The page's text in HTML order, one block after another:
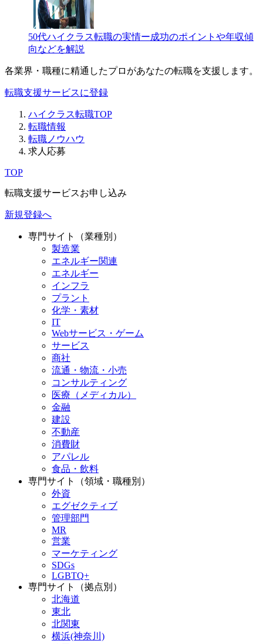
50代ハイクラス転職の実情ー成功のポイントや年収傾
向などを解説
各業界・職種に精通したプロがあなたの転職を支援します。
転職支援サービスに登録
ハイクラス転職TOP
転職情報
転職ノウハウ
求人応募
TOP
転職支援サービスお申し込み
新規登録へ
専門サイト（業種別）
製造業
エネルギー関連
エネルギー
インフラ
プラント
化学・素材
IT
Webサービス・ゲーム
サービス
商社
流通・物流・小売
コンサルティング
医療（メディカル）
金融
建設
不動産
消費財
アパレル
食品・飲料
専門サイト（領域・職種別）
外資
エグゼクティブ
管理部門
MR
営業
マーケティング
SDGs
LGBTQ+
専門サイト（拠点別）
北海道
東北
北関東
横浜(神奈川)